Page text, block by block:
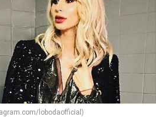
lobodaofficial)